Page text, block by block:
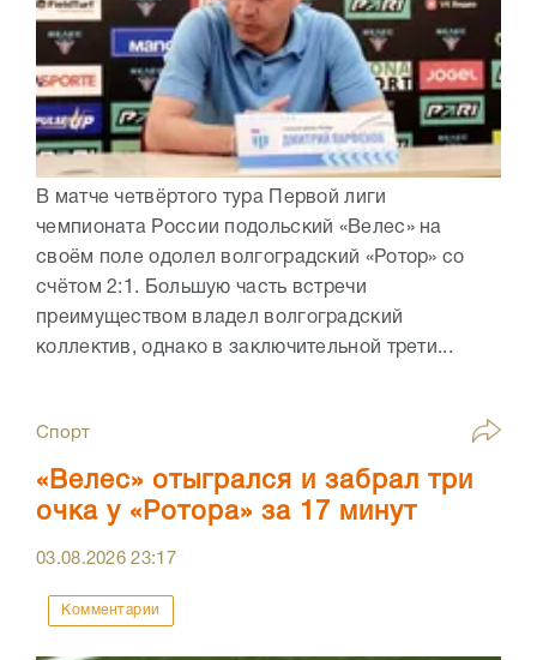
В матче четвёртого тура Первой лиги
чемпионата России подольский «Велес» на
своём поле одолел волгоградский «Ротор» со
счётом 2:1. Большую часть встречи
преимуществом владел волгоградский
коллектив, однако в заключительной трети...
Спорт
«Велес» отыгрался и забрал три
очка у «Ротора» за 17 минут
03.08.202623:17
Комментарии